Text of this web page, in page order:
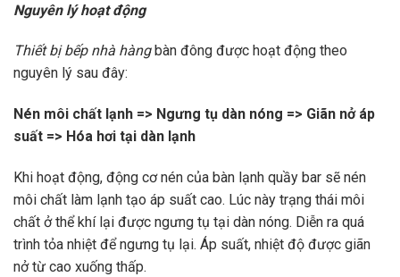
Nguyên lý hoạt động
Thiết bị bếp nhà hàngbàn đông được hoạt động theo
nguyên lý sau đây:
Nén môi chất lạnh => Ngưng tụ dàn nóng => Giãn nở áp
suất => Hóa hơi tại dàn lạnh
Khi hoạt động, động cơ nén của bàn lạnh quầy bar sẽ nén
môi chất làm lạnh tạo áp suất cao. Lúc này trạng thái môi
chất ở thể khí lại được ngưng tụ tại dàn nóng. Diễn ra quá
trình tỏa nhiệt để ngưng tụ lại. Áp suất, nhiệt độ được giãn
nở từ cao xuống thấp.